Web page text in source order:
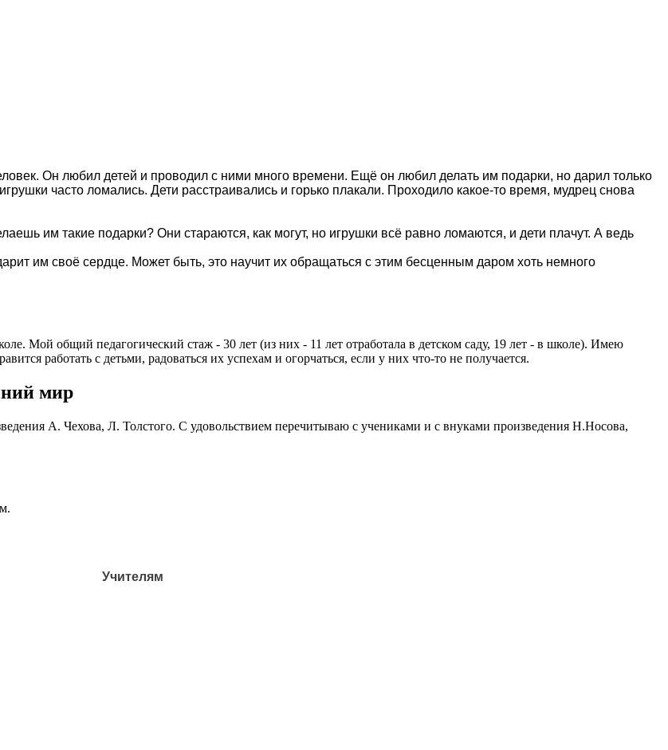
Он любил детей и проводил с ними много времени. Ещё он любил делать им подарки, но дарил только
часто ломались. Дети расстраивались и горько плакали. Проходило какое-то время, мудрец снова
им такие подарки? Они стараются, как могут, но игрушки всё равно ломаются, и дети плачут. А ведь
им своё сердце. Может быть, это научит их обращаться с этим бесценным даром хоть немного
Мой общий педагогический стаж - 30 лет (из них - 11 лет отработала в детском саду, 19 лет - в школе). Имею
работать с детьми, радоваться их успехам и огорчаться, если у них что-то не получается.
мир
А. Чехова, Л. Толстого. С удовольствием перечитываю с учениками и с внуками произведения Н.Носова,
Учителям